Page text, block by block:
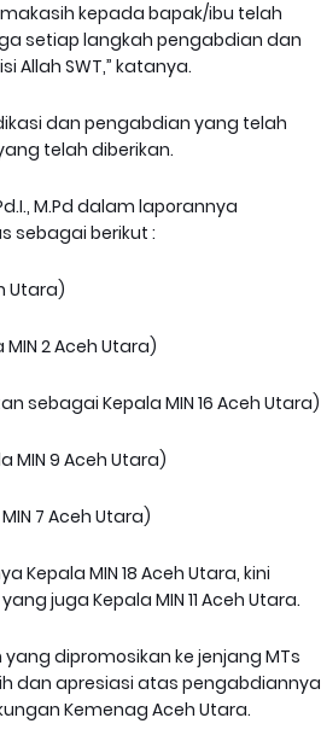
kepada bapak/ibu telah
setiap langkah pengabdian dan
Allah SWT,” katanya.
dan pengabdian yang telah
telah diberikan.
M.Pd dalam laporannya
sebagai berikut :
Utara)
2 Aceh Utara)
sebagai Kepala MIN 16 Aceh Utara)
MIN 9 Aceh Utara)
7 Aceh Utara)
Kepala MIN 18 Aceh Utara, kini
juga Kepala MIN 11 Aceh Utara.
dipromosikan ke jenjang MTs
dan apresiasi atas pengabdiannya
Kemenag Aceh Utara.